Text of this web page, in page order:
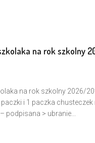
na rok szkolny
na rok szkolny 2026/
i 1 paczka
podpisana > ubranie...